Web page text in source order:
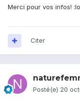
Merci pour vos infos!
Citer
Posté(e) 20